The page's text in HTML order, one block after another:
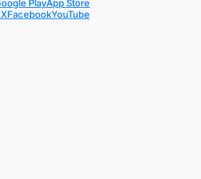
App Store
Play
YouTube
Facebook
X